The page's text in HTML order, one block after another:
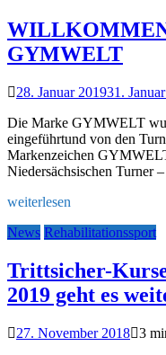
GYMWELT
28. Januar 201931.
Die Marke GYMWELT
eingeführtund von den
Markenzeichen
Niedersächsischen Turner
weiterlesen
News Rehabilitationssport
Trittsicher-
2019 geht es
27. November 2018 3